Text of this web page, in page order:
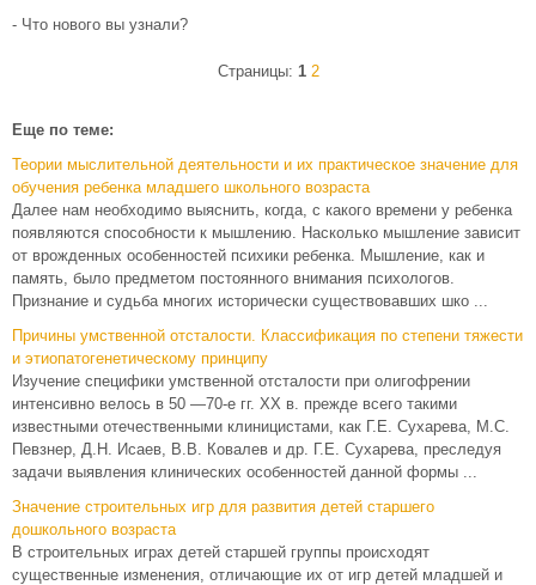
- Что нового вы узнали?
Страницы: 1 2
Еще по теме:
Теории мыслительной деятельности и их практическое значение для
обучения ребенка младшего школьного возраста
Далее нам необходимо выяснить, когда, с какого времени у ребенка
появляются способности к мышлению. Насколько мышление зависит
от врожденных особенностей психики ребенка. Мышление, как и
память, было предметом постоянного внимания психологов.
Признание и судьба многих исторически существовавших шко ...
Причины умственной отсталости. Классификация по степени тяжести
и этиопатогенетическому принципу
Изучение специфики умственной отсталости при олигофрении
интенсивно велось в 50 —70-е гг. XX в. прежде всего такими
известными отечественными клиницистами, как Г.Е. Сухарева, М.С.
Певзнер, Д.Н. Исаев, В.В. Ковалев и др. Г.Е. Сухарева, преследуя
задачи выявления клинических особенностей данной формы ...
Значение строительных игр для развития детей старшего
дошкольного возраста
В строительных играх детей старшей группы происходят
существенные изменения, отличающие их от игр детей младшей и